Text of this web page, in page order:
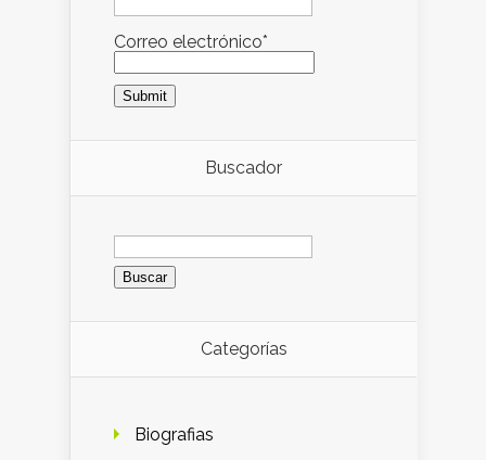
Correo electrónico*
Buscador
Buscar:
Categorías
Biografias